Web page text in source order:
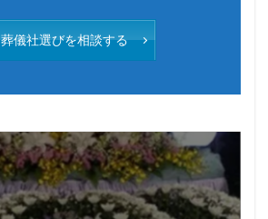
葬儀社選びを相談する